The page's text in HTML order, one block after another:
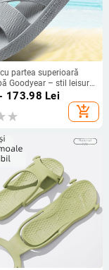
partea superioară
Goodyear – stil leisure
173.98 Lei
add_shopping_cart